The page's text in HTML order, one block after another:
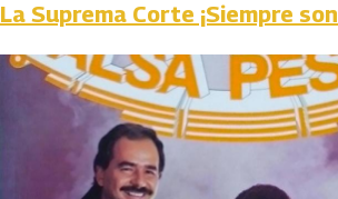
La Suprema Corte ¡Siempre